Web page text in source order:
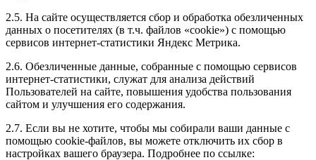
2.5. На сайте осуществляется сбор и обработка обезличенных
данных о посетителях (в т.ч. файлов «cookie») с помощью
сервисов интернет-статистики Яндекс Метрика.
2.6. Обезличенные данные, собранные с помощью сервисов
интернет-статистики, служат для анализа действий
Пользователей на сайте, повышения удобства пользования
сайтом и улучшения его содержания.
2.7. Если вы не хотите, чтобы мы собирали ваши данные с
помощью cookie-файлов, вы можете отключить их сбор в
настройках вашего браузера. Подробнее по ссылке: